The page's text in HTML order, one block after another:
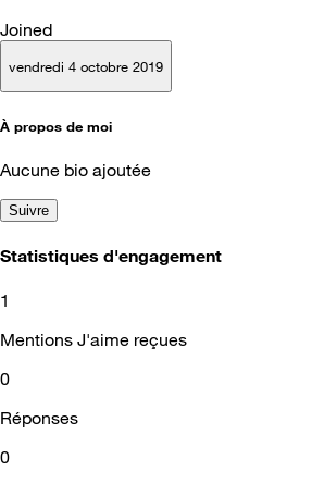
Joined
vendredi 4 octobre 2019
À propos de moi
Aucune bio ajoutée
Suivre
Statistiques d'engagement
1
Mentions J'aime reçues
0
Réponses
0